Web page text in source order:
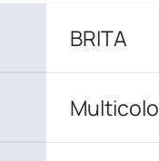
BRITA